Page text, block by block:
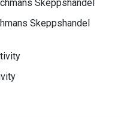
Skeppshandel